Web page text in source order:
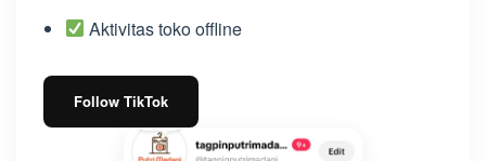
Aktivitas toko offline
Follow TikTok